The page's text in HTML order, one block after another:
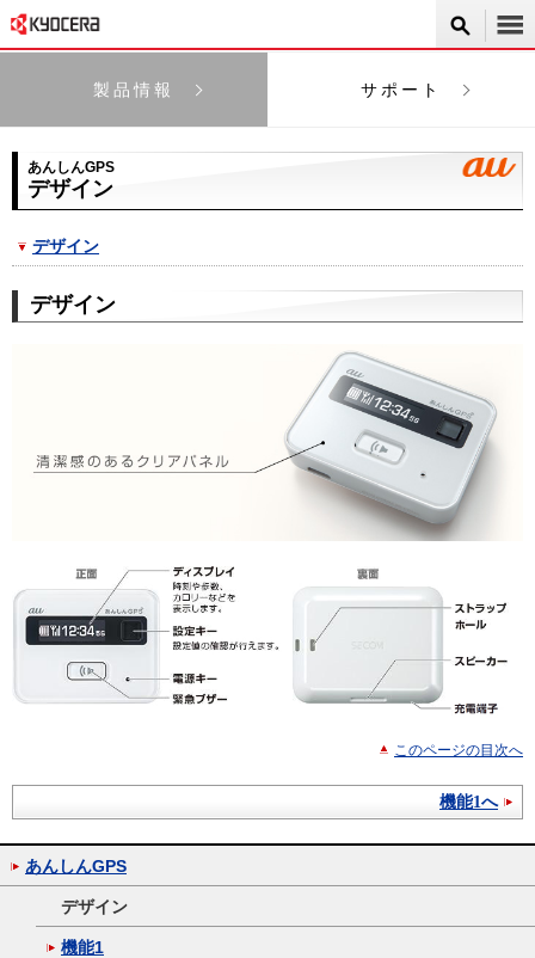
製品情報 サポート
あんしんGPS
デザイン
デザイン
デザイン
このページの目次へ
機能1へ
あんしんGPS
デザイン
機能1